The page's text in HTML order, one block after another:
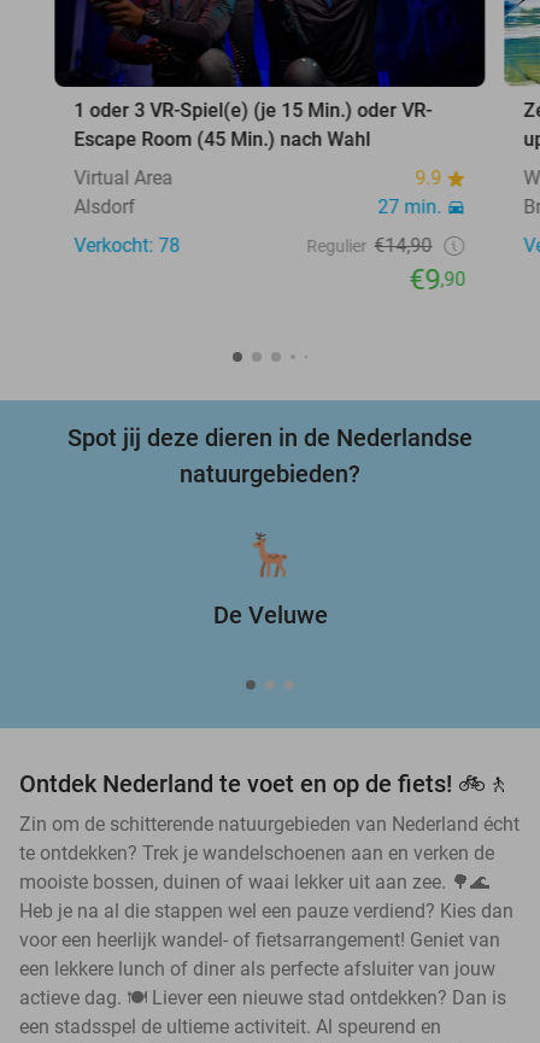
1 oder 3 VR-Spiel(e) (je 15 Min.) oder VR-
Escape Room (45 Min.) nach Wahl
Virtual Area
9.9
Alsdorf
27 min.
Verkocht: 78
Regulier €14,90
€9,90
Spot jij deze dieren in de Nederlandse
natuurgebieden?
De Veluwe
Ontdek Nederland te voet en op de fiets! 🚲🚶
Zin om de schitterende natuurgebieden van Nederland écht
te ontdekken? Trek je wandelschoenen aan en verken de
mooiste bossen, duinen of waai lekker uit aan zee. 🌳🌊
Heb je na al die stappen wel een pauze verdiend? Kies dan
voor een heerlijk wandel- of fietsarrangement! Geniet van
een lekkere lunch of diner als perfecte afsluiter van jouw
actieve dag. 🍽️ Liever een nieuwe stad ontdekken? Dan is
een stadsspel de ultieme activiteit. Al speurend en